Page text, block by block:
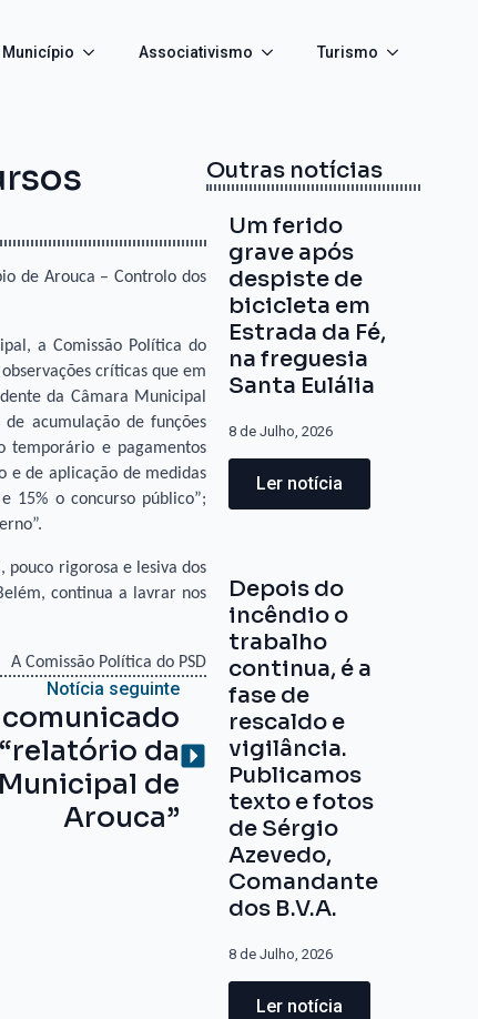
Município Associativismo Turismo
de Arouca – Controlo dos
a Comissão Política do
críticas que em
da Câmara Municipal
acumulação de funções
temporário e pagamentos
e de aplicação de medidas
15% o concurso público”;
pouco rigorosa e lesiva dos
continua a lavrar nos
A Comissão Política do PSD
Notícia seguinte
da
de
Arouca”
Outras notícias
Um ferido
grave após
despiste de
bicicleta em
Estrada da Fé,
na freguesia
Santa Eulália
8 de Julho, 2026
Ler notícia
Depois do
incêndio o
trabalho
continua, é a
fase de
rescaldo e
vigilância.
Publicamos
texto e fotos
de Sérgio
Azevedo,
Comandante
dos B.V.A.
8 de Julho, 2026
Ler notícia